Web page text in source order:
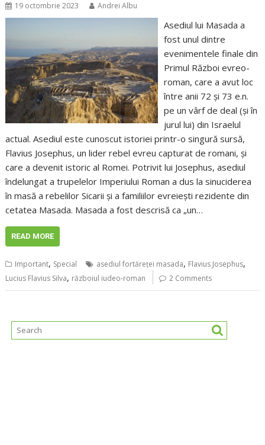
19 octombrie 2023 Andrei Albu
Asediul lui Masada a
fost unul dintre
evenimentele finale din
Primul Război evreo-
roman, care a avut loc
între anii 72 și 73 e.n.
pe un vârf de deal (și în
jurul lui) din Israelul
actual. Asediul este cunoscut istoriei printr-o singură sursă,
Flavius ​​Josephus, un lider rebel evreu capturat de romani, și
care a devenit istoric al Romei. Potrivit lui Josephus, asediul
îndelungat a trupelelor Imperiului Roman a dus la sinuciderea
în masă a rebelilor Sicarii și a familiilor evreiești rezidente din
cetatea Masada. Masada a fost descrisă ca „un…
READ MORE
Important, Special asediul fortăreței masada, Flavius ​​Josephus,
Lucius Flavius ​​Silva, războiul iudeo-roman 2 Comments